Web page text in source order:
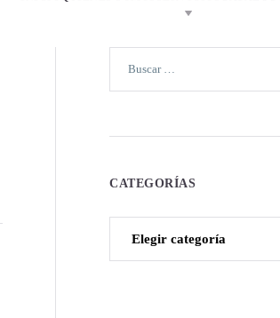
CATEGORÍAS